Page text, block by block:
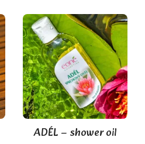
ADÉL – shower oil